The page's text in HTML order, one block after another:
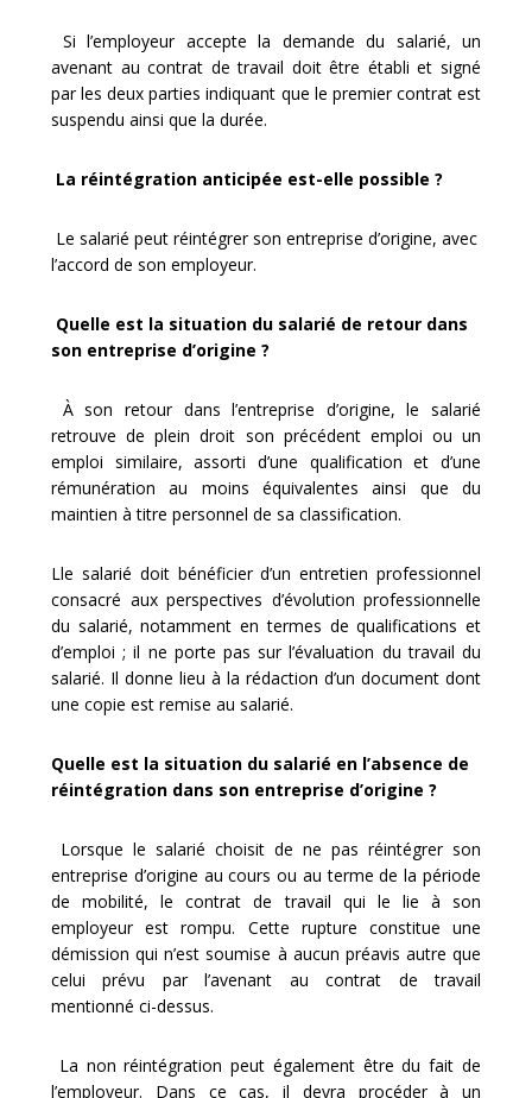
Si l’employeur accepte la demande du salarié, un
avenant au contrat de travail doit être établi et signé
par les deux parties indiquant que le premier contrat est
suspendu ainsi que la durée.
La réintégration anticipée est-elle possible ?
Le salarié peut réintégrer son entreprise d’origine, avec
l’accord de son employeur.
Quelle est la situation du salarié de retour dans
son entreprise d’origine ?
À son retour dans l’entreprise d’origine, le salarié
retrouve de plein droit son précédent emploi ou un
emploi similaire, assorti d’une qualification et d’une
rémunération au moins équivalentes ainsi que du
maintien à titre personnel de sa classification.
Lle salarié doit bénéficier d’un entretien professionnel
consacré aux perspectives d’évolution professionnelle
du salarié, notamment en termes de qualifications et
d’emploi ; il ne porte pas sur l’évaluation du travail du
salarié. Il donne lieu à la rédaction d’un document dont
une copie est remise au salarié.
Quelle est la situation du salarié en l’absence de
réintégration dans son entreprise d’origine ?
Lorsque le salarié choisit de ne pas réintégrer son
entreprise d’origine au cours ou au terme de la période
de mobilité, le contrat de travail qui le lie à son
employeur est rompu. Cette rupture constitue une
démission qui n’est soumise à aucun préavis autre que
celui prévu par l’avenant au contrat de travail
mentionné ci-dessus.
La non réintégration peut également être du fait de
l’employeur. Dans ce cas, il devra procéder à un